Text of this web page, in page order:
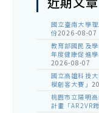
國立臺南大學
份2026-08-07
教育部國民及
年度健康促進
2026-08-07
國立高雄科技
模創客大賽」
桃園市立陽明
計畫「AR2VR